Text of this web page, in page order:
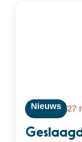
Nieuws 27